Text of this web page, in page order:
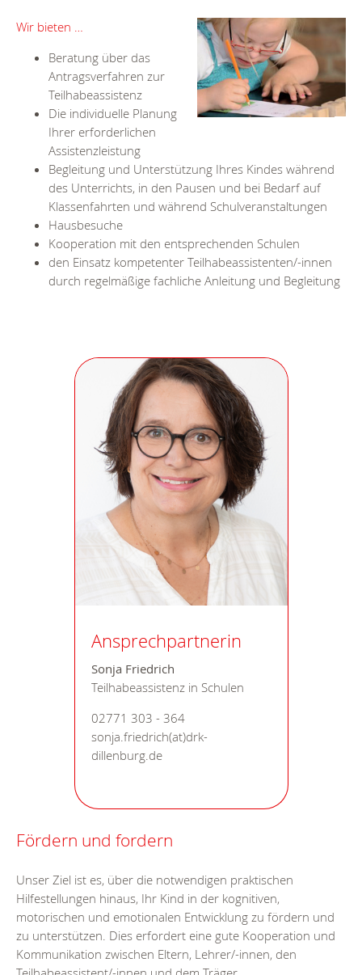
Wir bieten …
Beratung über das
Antragsverfahren zur
Teilhabeassistenz
Die individuelle Planung
Ihrer erforderlichen
Assistenzleistung
Begleitung und Unterstützung Ihres Kindes während
des Unterrichts, in den Pausen und bei Bedarf auf
Klassenfahrten und während Schulveranstaltungen
Hausbesuche
Kooperation mit den entsprechenden Schulen
den Einsatz kompetenter Teilhabeassistenten/-innen
durch regelmäßige fachliche Anleitung und Begleitung
Ansprechpartnerin
Sonja Friedrich
Teilhabeassistenz in Schulen
02771 303 - 364
sonja.friedrich(at)drk-
dillenburg.de
Fördern und fordern
Unser Ziel ist es, über die notwendigen praktischen
Hilfestellungen hinaus, Ihr Kind in der kognitiven,
motorischen und emotionalen Entwicklung zu fördern und
zu unterstützen. Dies erfordert eine gute Kooperation und
Kommunikation zwischen Eltern, Lehrer/-innen, den